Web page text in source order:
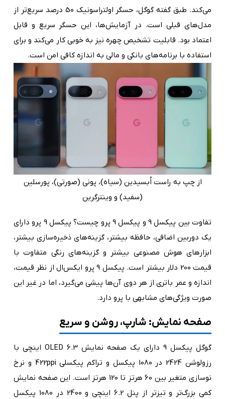
می‌کند. طبق گفته گوگل، حسگر اولتراسونیک 50 درصد سریع‌تر از
مدل‌های قبلی است. در آزمایش‌ها، این حسگر سریع و قابل
اعتماد بود. قابلیت تشخیص چهره نیز به خوبی کار می‌کند و برای
استفاده با برنامه‌های بانکی و مالی به اندازه کافی امن است.
از چپ به راست اُبسیدین (سیاه)، پونی (صورتی)، پورسلین
(سفید) و وینترگرین
تفاوت بین پیکسل 9 و پیکسل 9 پرو چیست؟ پیکسل 9 پرو دارای
یک دوربین اضافی، حافظه بیشتر، گزینه‌های ذخیره‌سازی بیشتر،
ابزارهای هوش مصنوعی بیشتر و گزینه‌های رنگی متفاوت با
قیمت 200 دلار بیشتر است. پیکسل 9 پرو ایکس‌ال از نظر قیمت،
اندازه و عمر باتری از هر دوی آن‌ها پیشی می‌گیرد، اما در غیر این
صورت ویژگی‌های مشابهی با پرو دارد.
صفحه نمایش: شارپ، روشن و سریع
گوگل پیکسل 9 دارای یک صفحه نمایش OLED 6.3 اینچی با
رزولوشن 2424 در 1080 پیکسل و تراکم پیکسلی 422ppi و نرخ
نوسازی متغیر بین 60 هرتز تا 120 هرتز است. این صفحه نمایش
کمی بزرگ‌تر و تیزتر از پنل 6.2 اینچی و 2400 در 1080 پیکسل